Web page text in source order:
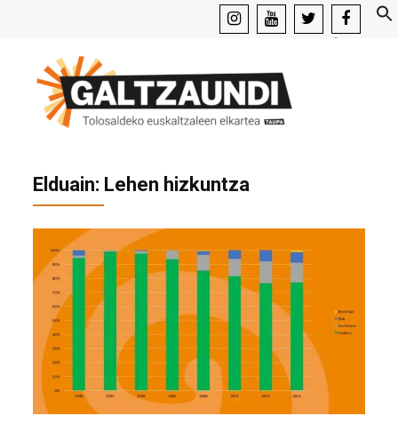
facebook
Elduain: Lehen hizkuntza